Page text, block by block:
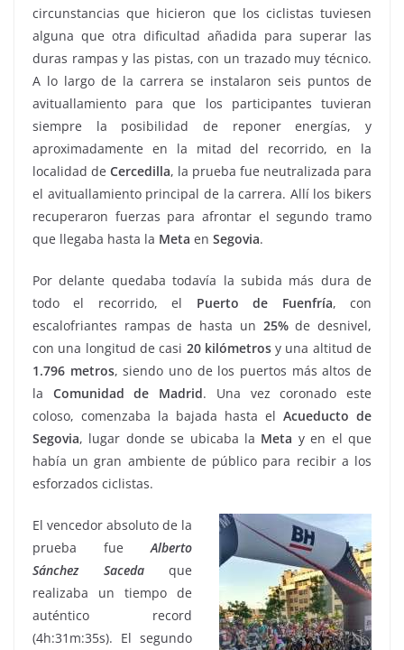
circunstancias que hicieron que los ciclistas tuviesen
alguna que otra dificultad añadida para superar las
duras rampas y las pistas, con un trazado muy técnico.
A lo largo de la carrera se instalaron seis puntos de
avituallamiento para que los participantes tuvieran
siempre la posibilidad de reponer energías, y
aproximadamente en la mitad del recorrido, en la
localidad de Cercedilla, la prueba fue neutralizada para
el avituallamiento principal de la carrera. Allí los bikers
recuperaron fuerzas para afrontar el segundo tramo
que llegaba hasta la Meta en Segovia.
Por delante quedaba todavía la subida más dura de
todo el recorrido, el Puerto de Fuenfría, con
escalofriantes rampas de hasta un 25%de desnivel,
con una longitud de casi 20 kilómetrosy una altitud de
1.796 metros, siendo uno de los puertos más altos de
la Comunidad de Madrid. Una vez coronado este
coloso, comenzaba la bajada hasta el Acueducto de
Segovia, lugar donde se ubicaba la Meta y en el que
había un gran ambiente de público para recibir a los
esforzados ciclistas.
El vencedor absoluto de la
prueba fueAlberto
Sánchez Sacedaque
realizaba un tiempo de
auténtico record
(4h:31m:35s). El segundo